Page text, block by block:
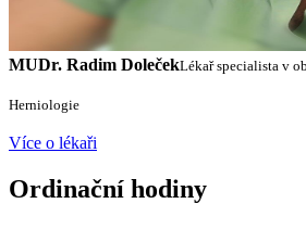
MUDr. Radim DolečekLékař specialista v
Herniologie
Více o lékaři
Ordinační hodiny